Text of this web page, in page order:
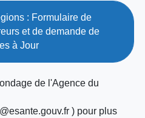
: Formulaire de
et de demande de
à Jour
de l'Agence du
) pour plus